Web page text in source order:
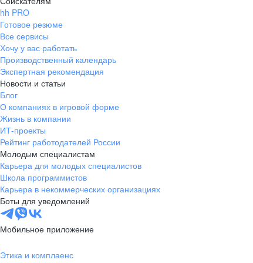
hh PRO
Готовое резюме
Все сервисы
Хочу у вас работать
Производственный календарь
Экспертная рекомендация
Новости и статьи
Блог
О компаниях в игровой форме
Жизнь в компании
ИТ-проекты
Рейтинг работодателей России
Молодым специалистам
Карьера для молодых специалистов
Школа программистов
Карьера в некоммерческих организациях
Боты для уведомлений
Мобильное приложение
Этика и комплаенс